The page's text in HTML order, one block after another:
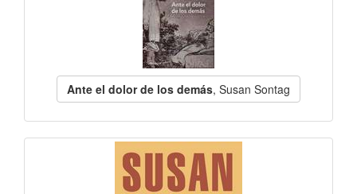
Ante el dolor de los demás, Susan Sontag